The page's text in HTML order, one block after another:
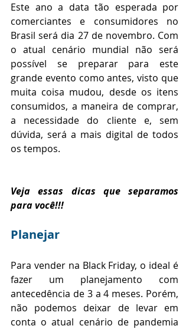
Este ano a data tão esperada por
comerciantes e consumidores no
Brasil será dia 27 de novembro. Com
o atual cenário mundial não será
possível se preparar para este
grande evento como antes, visto que
muita coisa mudou, desde os itens
consumidos, a maneira de comprar,
a necessidade do cliente e, sem
dúvida, será a mais digital de todos
os tempos.
Veja essas dicas que separamos
para você!!!
Planejar
Para vender na Black Friday, o ideal é
fazer um planejamento com
antecedência de 3 a 4 meses. Porém,
não podemos deixar de levar em
conta o atual cenário de pandemia